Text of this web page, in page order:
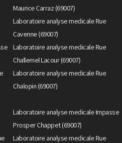
Maurice Carraz (69007)
Laboratoire analyse medicale Rue
Cavenne (69007)
Laboratoire analyse medicale Rue
Challemel Lacour (69007)
Laboratoire analyse medicale Rue
Chalopin (69007)
Laboratoire analyse medicale Impasse
Prosper Chappet (69007)
Laboratoire analyse medicale Rue